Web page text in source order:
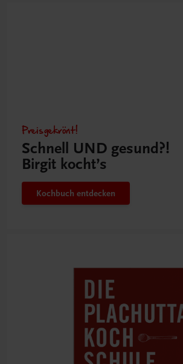
Preisgekrönt!
Schnell UND gesund?!
Birgit kocht’s
Kochbuch entdecken